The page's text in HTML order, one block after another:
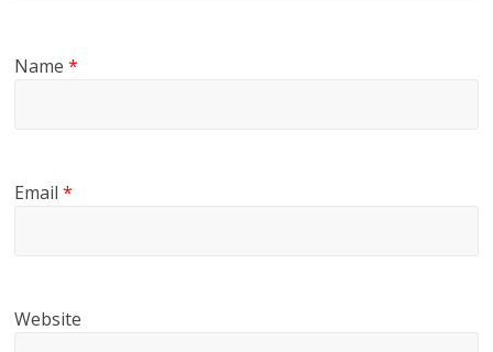
Name*
Email*
Website